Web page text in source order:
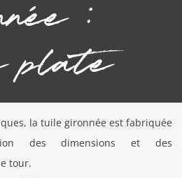
:
la tuile gironnée est fabriquée
des dimensions et des
tour.